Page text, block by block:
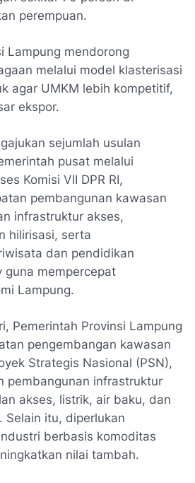
perempuan.
Lampung mendorong
melalui model klasterisasi
agar UMKM lebih kompetitif,
ekspor.
sejumlah usulan
pusat melalui
Komisi VII DPR RI,
pembangunan kawasan
infrastruktur akses,
hilirisasi, serta
dan pendidikan
guna mempercepat
Lampung.
Pemerintah Provinsi Lampung
pengembangan kawasan
Strategis Nasional (PSN),
pembangunan infrastruktur
akses, listrik, air baku, dan
Selain itu, diperlukan
berbasis komoditas
nilai tambah.